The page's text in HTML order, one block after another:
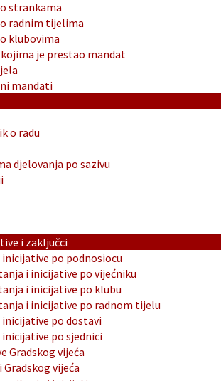
strankama
radnim tijelima
klubovima
je prestao mandat
mandati
o radu
djelovanja po sazivu
i zaključci
po podnosiocu
i inicijative po vijećniku
i inicijative po klubu
i inicijative po radnom tijelu
po dostavi
po sjednici
Gradskog vijeća
Gradskog vijeća